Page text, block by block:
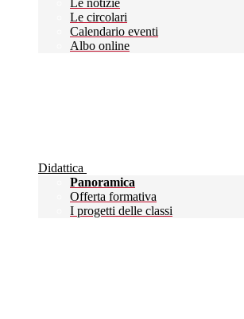
Le notizie
Le circolari
Calendario eventi
Albo online
Didattica
Panoramica
Offerta formativa
I progetti delle classi